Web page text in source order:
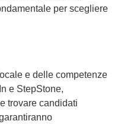
per scegliere
e delle competenze
e StepStone,
trovare candidati